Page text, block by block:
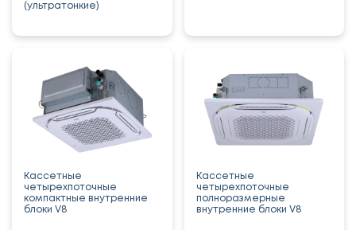
(ультратонкие)
Кассетные
четырехпоточные
компактные внутренние
блоки V8
Кассетные
четырехпоточные
полноразмерные
внутренние блоки V8